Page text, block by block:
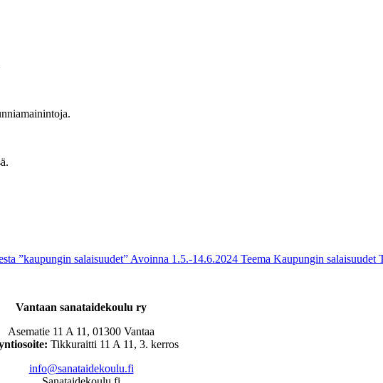
”kaupungin salaisuudet” Avoinna 1.5.-14.6.2024 Teema Kaupungin salaisuudet
Vantaan sanataidekoulu ry
Asematie 11 A 11, 01300 Vantaa
Tikkuraitti 11 A 11, 3. kerros
info@sanataidekoulu.fi